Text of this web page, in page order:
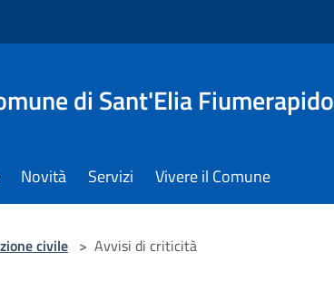
di Sant'Elia Fiumerapido
Novità Servizi Vivere il Comune
civile > Avvisi di criticità